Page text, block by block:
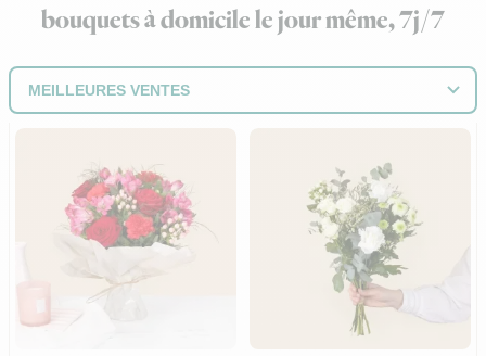
bouquets à domicile le jour même, 7j/7